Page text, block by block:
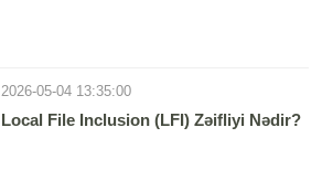
2026-05-04 13:35:00
Local File Inclusion (LFI) Zəifliyi Nədir?